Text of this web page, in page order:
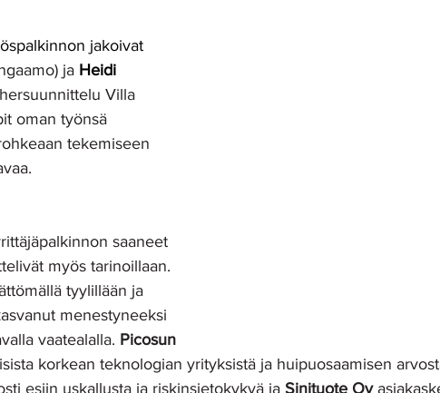
jakoivat
ja Heidi
Villa
oman työnsä
tekemiseen
saaneet
myös tarinoillaan.
tyylillään ja
menestyneeksi
vaatealalla. Picosun
korkean teknologian yrityksistä ja huipuosaamisen
esiin uskallusta ja riskinsietokykyä ja Sinituote Oy